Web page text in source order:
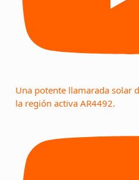
Una potente llamarada solar
la región activa AR4492.